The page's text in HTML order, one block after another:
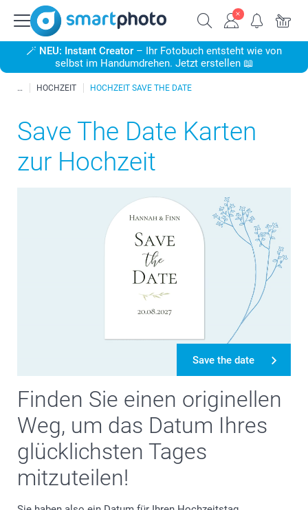
🪄 NEU: Instant Creator – Ihr Fotobuch entsteht wie von
selbst im Handumdrehen. Jetzt erstellen 📖
HOCHZEIT HOCHZEIT SAVE THE DATE
Save The Date Karten
zur Hochzeit
Finden Sie einen originellen
Weg, um das Datum Ihres
glücklichsten Tages
mitzuteilen!
Save the date